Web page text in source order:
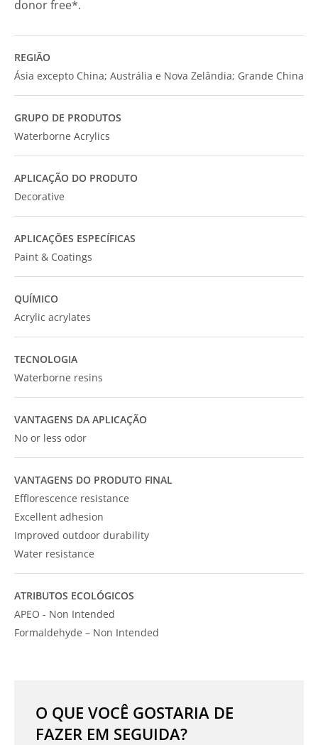
donor free*.
REGIÃO
Ásia excepto China; Austrália e Nova Zelândia; Grande China
GRUPO DE PRODUTOS
Waterborne Acrylics
APLICAÇÃO DO PRODUTO
Decorative
APLICAÇÕES ESPECÍFICAS
Paint & Coatings
QUÍMICO
Acrylic acrylates
TECNOLOGIA
Waterborne resins
VANTAGENS DA APLICAÇÃO
No or less odor
VANTAGENS DO PRODUTO FINAL
Efflorescence resistance
Excellent adhesion
Improved outdoor durability
Water resistance
ATRIBUTOS ECOLÓGICOS
APEO - Non Intended
Formaldehyde – Non Intended
O QUE VOCÊ GOSTARIA DE
FAZER EM SEGUIDA?